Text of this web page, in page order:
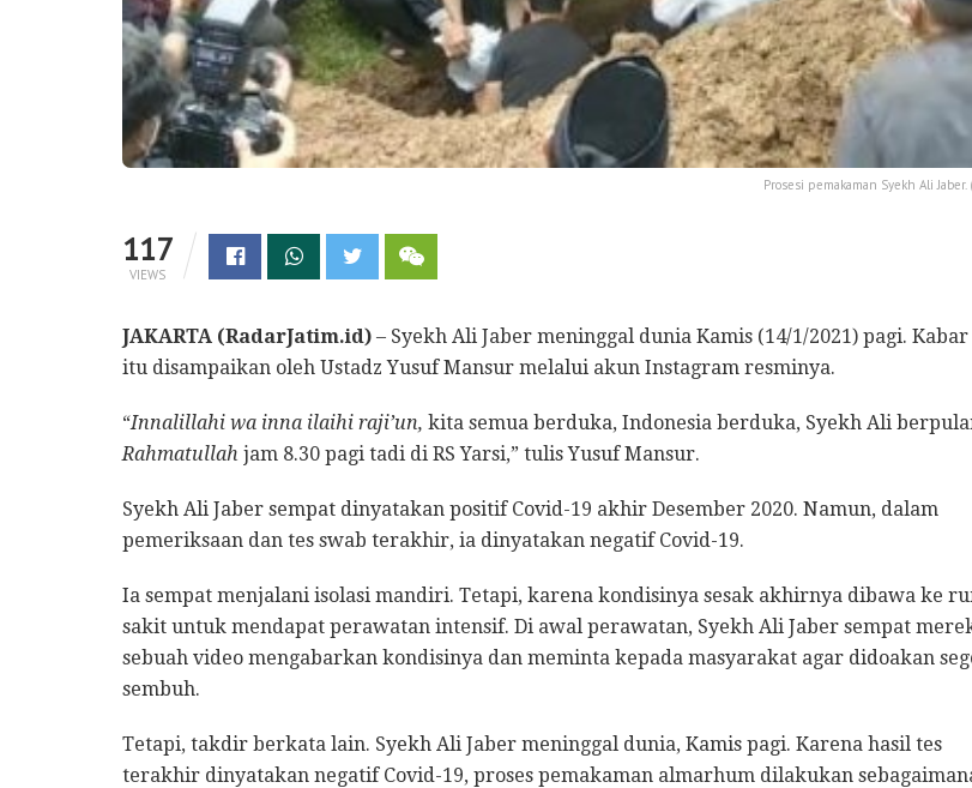
Prosesi pemakaman Syekh Ali Jaber.
117
VIEWS
JAKARTA (RadarJatim.id) – Syekh Ali Jaber meninggal dunia Kamis (14/1/2021) pagi.
itu disampaikan oleh Ustadz Yusuf Mansur melalui akun Instagram resminya.
“Innalillahi wa inna ilaihi raji’un, kita semua berduka, Indonesia berduka, Syekh Ali
Rahmatullah jam 8.30 pagi tadi di RS Yarsi,” tulis Yusuf Mansur.
Syekh Ali Jaber sempat dinyatakan positif Covid-19 akhir Desember 2020. Namun, dalam
pemeriksaan dan tes swab terakhir, ia dinyatakan negatif Covid-19.
Ia sempat menjalani isolasi mandiri. Tetapi, karena kondisinya sesak akhirnya dibawa ke
sakit untuk mendapat perawatan intensif. Di awal perawatan, Syekh Ali Jaber sempat
sebuah video mengabarkan kondisinya dan meminta kepada masyarakat agar didoakan
sembuh.
Tetapi, takdir berkata lain. Syekh Ali Jaber meninggal dunia, Kamis pagi. Karena hasil tes
terakhir dinyatakan negatif Covid-19, proses pemakaman almarhum dilakukan